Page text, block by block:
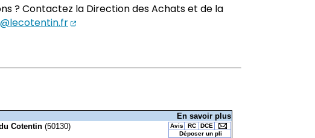
? Contactez la Direction des Achats et de la
(ouverture dans un nouvel onglet)